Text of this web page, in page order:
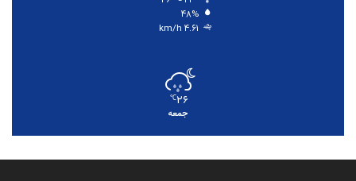
۴۸%
۴.۶۱ km/h
۲۶℃
جمعه